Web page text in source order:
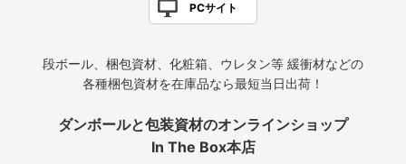
PCサイト
段ボール、梱包資材、化粧箱、ウレタン等 緩衝材などの
各種梱包資材を在庫品なら最短当日出荷！
ダンボールと包装資材のオンラインショップ
In The Box本店